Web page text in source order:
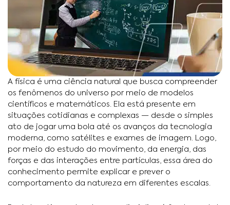
A física é uma ciência natural que busca compreender
os fenômenos do universo por meio de modelos
científicos e matemáticos. Ela está presente em
situações cotidianas e complexas — desde o simples
ato de jogar uma bola até os avanços da tecnologia
moderna, como satélites e exames de imagem. Logo,
por meio do estudo do movimento, da energia, das
forças e das interações entre partículas, essa área do
conhecimento permite explicar e prever o
comportamento da natureza em diferentes escalas.